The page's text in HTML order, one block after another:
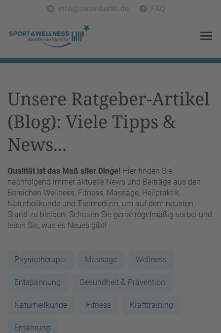
info@swav-berlin.de FAQ
Unsere Ratgeber-Artikel
(Blog): Viele Tipps &
News...
Qualität ist das Maß aller Dinge! Hier finden Sie
nachfolgend immer aktuelle News und Beiträge aus den
Bereichen Wellness, Fitness, Massage, Heilpraktik,
Naturheilkunde und Tiermedizin, um auf dem neusten
Stand zu bleiben. Schauen Sie gerne regelmäßig vorbei und
lesen Sie, was es Neues gibt!
Physiotherapie Massage Wellness
Entspannung Gesundheit & Prävention
Naturheilkunde Fitness Krafttraining
Ernährung